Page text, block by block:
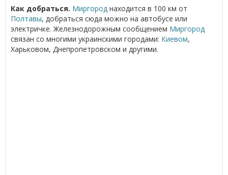
Как добраться. Миргород находится в 100 км от
Полтавы, добраться сюда можно на автобусе или
электричке. Железнодорожным сообщением Миргород
связан со многими украинскими городами: Киевом,
Харьковом, Днепропетровском и другими.